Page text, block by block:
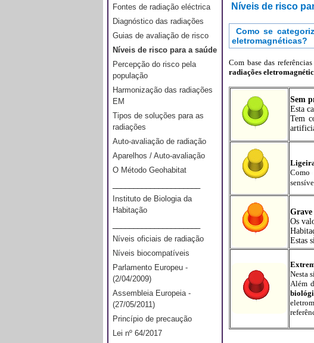
Fontes de radiação eléctrica
Diagnóstico das radiações
Guias de avaliação de risco
Níveis de risco para a saúde
Percepção do risco pela
população
Harmonização das radiações
EM
Tipos de soluções para as
radiações
Auto-avaliação de radiação
Aparelhos / Auto-avaliação
O Método Geohabitat
Instituto de Biologia da
Habitação
Níveis oficiais de radiação
Níveis biocompatíveis
Parlamento Europeu -
(2/04/2009)
Assembleia Europeia -
(27/05/2011)
Princípio de precaução
Lei nº 64/2017
Níveis de risco
Como se
eletromagnéticas?
Com base das
radiações
Sem
Esta
Tem
Como
Grave
Os
Estas
Nesta
Além